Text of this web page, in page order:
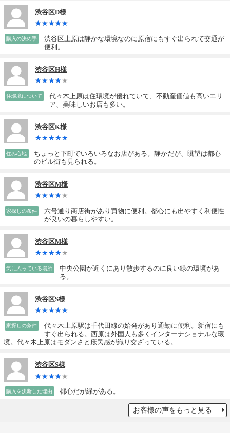
渋谷区D様
購入の決め手
渋谷区上原は静かな環境なのに原宿にもすぐ出られて交通が
便利。
渋谷区H様
住環境について
代々木上原は住環境が優れていて、不動産価値も高いエリ
ア、美味しいお店も多い。
渋谷区K様
住み心地
ちょっと下町でいろいろなお店がある。静かだが、眺望は都心
のビル街も見られる。
渋谷区M様
家探しの条件
六号通り商店街があり買物に便利。都心にも出やすく利便性
が良いの暮らしやすい。
渋谷区M様
気に入っている場所
中央公園が近くにあり散歩するのに良い緑の環境があ
る。
渋谷区S様
家探しの条件
代々木上原駅は千代田線の始発があり通勤に便利。新宿にも
すぐ出られる。西原は外国人も多くインターナショナルな環
境。代々木上原はモダンさと庶民感が織り交ざっている。
渋谷区S様
購入を決断した理由 都心だが緑がある。
お客様の声をもっと見る